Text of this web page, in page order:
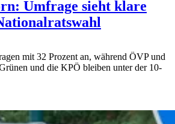
Umfrage sieht klare
mit 32 Prozent an, während ÖVP und
und die KPÖ bleiben unter der 10-